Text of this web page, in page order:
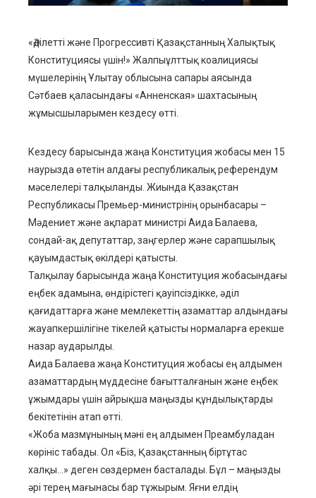
«Әділетті және Прогрессивті Қазақстанның Халықтық
Конституциясы үшін!» Жалпыұлттық коалициясы
мүшелерінің Ұлытау облысына сапары аясында
Сәтбаев қаласындағы «Анненская» шахтасының
жұмысшыларымен кездесу өтті.
Кездесу барысында жаңа Конституция жобасы мен 15
наурызда өтетін алдағы республикалық референдум
мәселелері талқыланды. Жиында Қазақстан
Республикасы Премьер-министрінің орынбасары –
Мәдениет және ақпарат министрі Аида Балаева,
сондай-ақ депутаттар, заңгерлер және сарапшылық
қауымдастық өкілдері қатысты.
Талқылау барысында жаңа Конституция жобасындағы
еңбек адамына, өндірістегі қауіпсіздікке, әділ
қағидаттарға және мемлекеттің азаматтар алдындағы
жауапкершілігіне тікелей қатысты нормаларға ерекше
назар аударылды.
Аида Балаева жаңа Конституция жобасы ең алдымен
азаматтардың мүддесіне бағытталғанын және еңбек
ұжымдары үшін айрықша маңызды құндылықтарды
бекітетінін атап өтті.
«Жоба мазмұнының мәні ең алдымен Преамбуладан
көрініс табады. Ол «Біз, Қазақстанның біртұтас
халқы…» деген сөздермен басталады. Бұл – маңызды
әрі терең мағынасы бар тұжырым. Яғни елдің